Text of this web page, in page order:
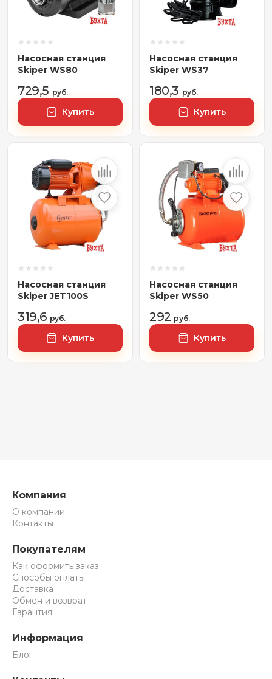
Насосная станция
Skiper WS80
729,5 руб.
Купить
Насосная станция
Skiper WS37
180,3 руб.
Купить
Насосная станция
Skiper JET100S
319,6 руб.
Купить
Насосная станция
Skiper WS50
292 руб.
Купить
Компания
О компании
Контакты
Покупателям
Как оформить заказ
Способы оплаты
Доставка
Обмен и возврат
Гарантия
Информация
Блог